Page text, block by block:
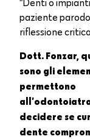
“Denti o
paziente
riflessione
Dott. Fonzar,
sono gli
permettono
decidere se
dente